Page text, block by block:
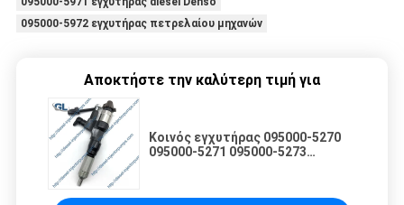
095000-5972 εγχυτήρας πετρελαίου μηχανών
Αποκτήστε την καλύτερη τιμή για
Κοινός εγχυτήρας 095000-5270
095000-5271 095000-5273